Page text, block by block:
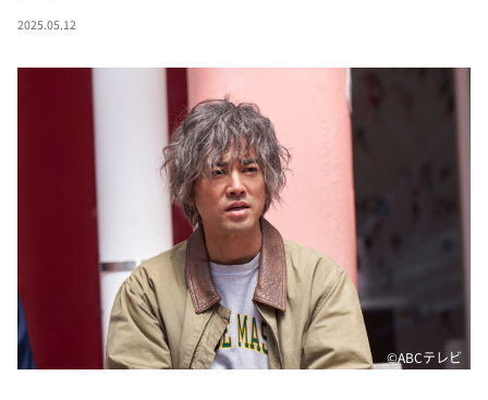
相席食堂
～人生密着トークバラエティ！～ やすとものいたっ
て真剣です
探偵！ナイトスクープ
news おかえり
河合＆A.B.C-Z塚田×福井アナ「なんでやねん！？」
（news おかえり）
DAIGOも台所 ～きょうの献立 何にする？～
本日はダイアンなり！シーズン２
朝だ！生です旅サラダ
教えて！ニュースライブ 正義のミカタ
2025.05.12
©ABCテレビ